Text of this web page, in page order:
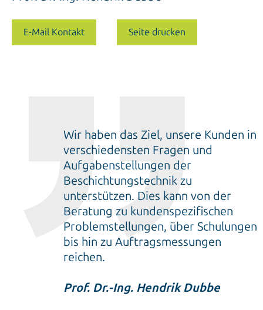
E-Mail Kontakt Seite drucken
Wir haben das Ziel, unsere Kunden in
verschiedensten Fragen und
Aufgabenstellungen der
Beschichtungstechnik zu
unterstützen. Dies kann von der
Beratung zu kundenspezifischen
Problemstellungen, über Schulungen
bis hin zu Auftragsmessungen
reichen.
Prof. Dr.-Ing. Hendrik Dubbe